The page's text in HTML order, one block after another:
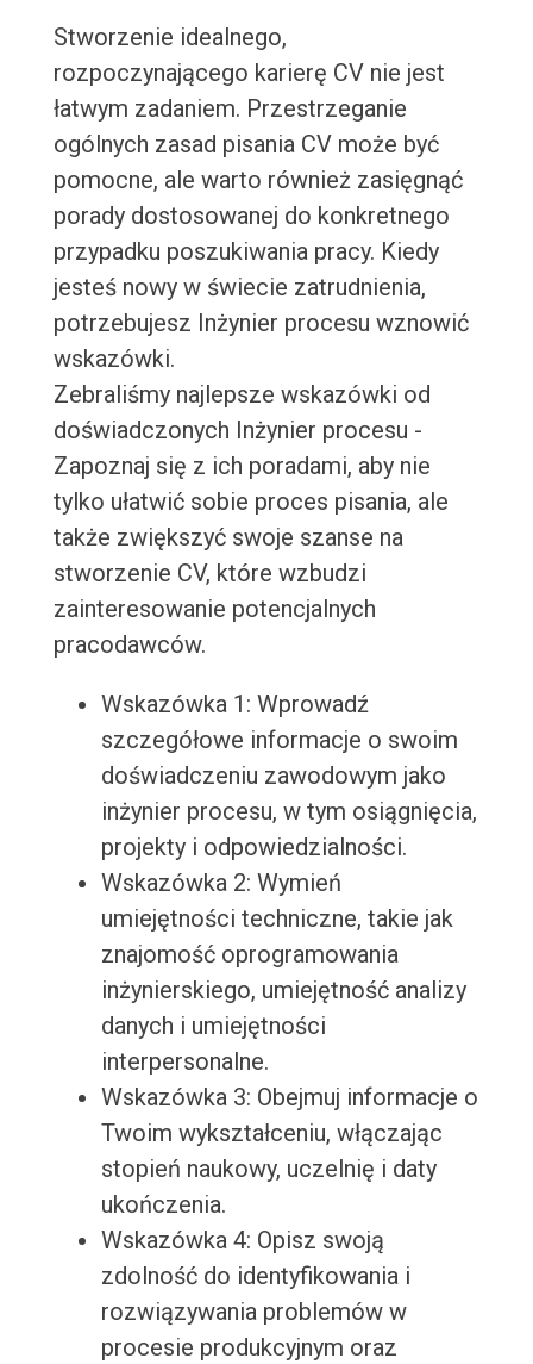
Stworzenie idealnego,
rozpoczynającego karierę CV nie jest
łatwym zadaniem. Przestrzeganie
ogólnych zasad pisania CV może być
pomocne, ale warto również zasięgnąć
porady dostosowanej do konkretnego
przypadku poszukiwania pracy. Kiedy
jesteś nowy w świecie zatrudnienia,
potrzebujesz Inżynier procesu wznowić
wskazówki.
Zebraliśmy najlepsze wskazówki od
doświadczonych Inżynier procesu -
Zapoznaj się z ich poradami, aby nie
tylko ułatwić sobie proces pisania, ale
także zwiększyć swoje szanse na
stworzenie CV, które wzbudzi
zainteresowanie potencjalnych
pracodawców.
Wskazówka 1: Wprowadź
szczegółowe informacje o swoim
doświadczeniu zawodowym jako
inżynier procesu, w tym osiągnięcia,
projekty i odpowiedzialności.
Wskazówka 2: Wymień
umiejętności techniczne, takie jak
znajomość oprogramowania
inżynierskiego, umiejętność analizy
danych i umiejętności
interpersonalne.
Wskazówka 3: Obejmuj informacje o
Twoim wykształceniu, włączając
stopień naukowy, uczelnię i daty
ukończenia.
Wskazówka 4: Opisz swoją
zdolność do identyfikowania i
rozwiązywania problemów w
procesie produkcyjnym oraz